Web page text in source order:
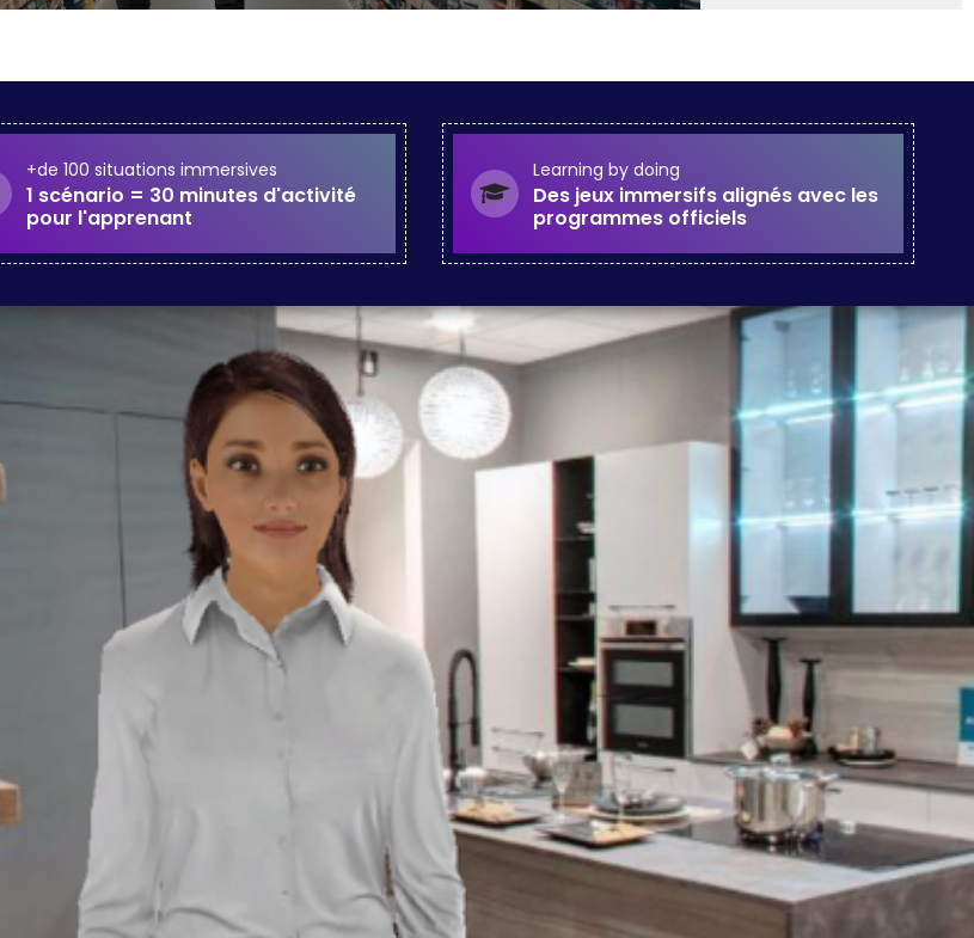
+de 100 situations immersives
1 scénario = 30 minutes d'activité
pour l'apprenant
Learning by doing
Des jeux immersifs alignés avec les
programmes officiels